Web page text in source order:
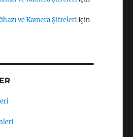
ve Kamera Şifreleriiçin